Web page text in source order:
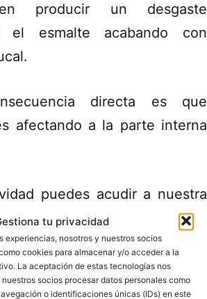
tu privacidad
experiencias, nosotros y nuestros socios
cookies para almacenar y/o acceder a la
La aceptación de estas tecnologías nos
socios procesar datos personales como
o identificaciones únicas (IDs) en este
producir un desgaste
el esmalte acabando con
directa es que
afectando a la parte interna
puedes acudir a nuestra
Badalonapara realizarte una
que cuanto antes pongas
o los problemas leves de
será el tratamiento y la